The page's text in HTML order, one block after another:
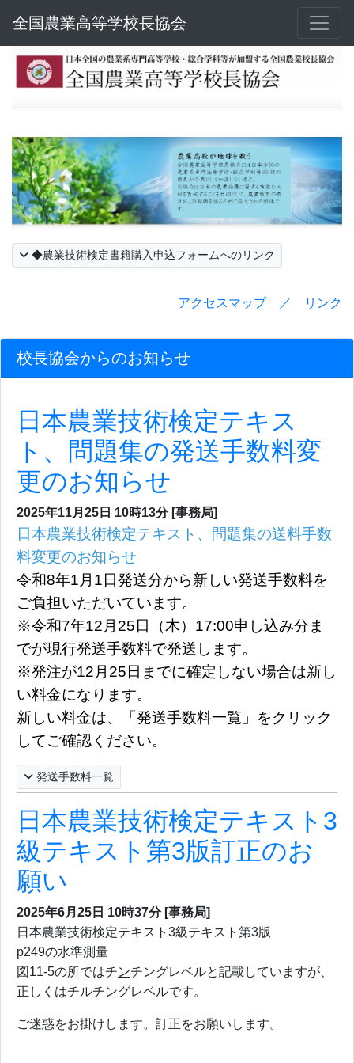
全国農業高等学校長協会
◆農業技術検定書籍購入申込フォームへのリンク
アクセスマップ ／ リンク
校長協会からのお知らせ
日本農業技術検定テキス
ト、問題集の発送手数料変
更のお知らせ
2025年11月25日 10時13分 [事務局]
日本農業技術検定テキスト、問題集の送料手数
料変更のお知らせ
令和8年1月1日発送分から新しい発送手数料を
ご負担いただいています。
※令和7年12月25日（木）17:00申し込み分ま
でが現行発送手数料で発送します。
※発注が12月25日までに確定しない場合は新し
い料金になります。
新しい料金は、「発送手数料一覧」をクリック
してご確認ください。
発送手数料一覧
日本農業技術検定テキスト3
級テキスト第3版訂正のお
願い
2025年6月25日 10時37分 [事務局]
日本農業技術検定テキスト3級テキスト第3版
p249の水準測量
図 11-5の所ではチンチングレベルと記載していますが、
正しくはチルチングレベルです。
ご迷惑をお掛けします。訂正をお願いします。